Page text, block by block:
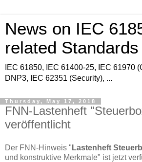
News on IEC
related Standards
IEC 61850, IEC 61400-25, IEC 61970
DNP3, IEC 62351 (Security), ...
Thursday, May 17, 2018
FNN-Lastenheft
veröffentlicht
Der FNN-Hinweis " Lastenheft
und konstruktive Merkmale" ist jetzt